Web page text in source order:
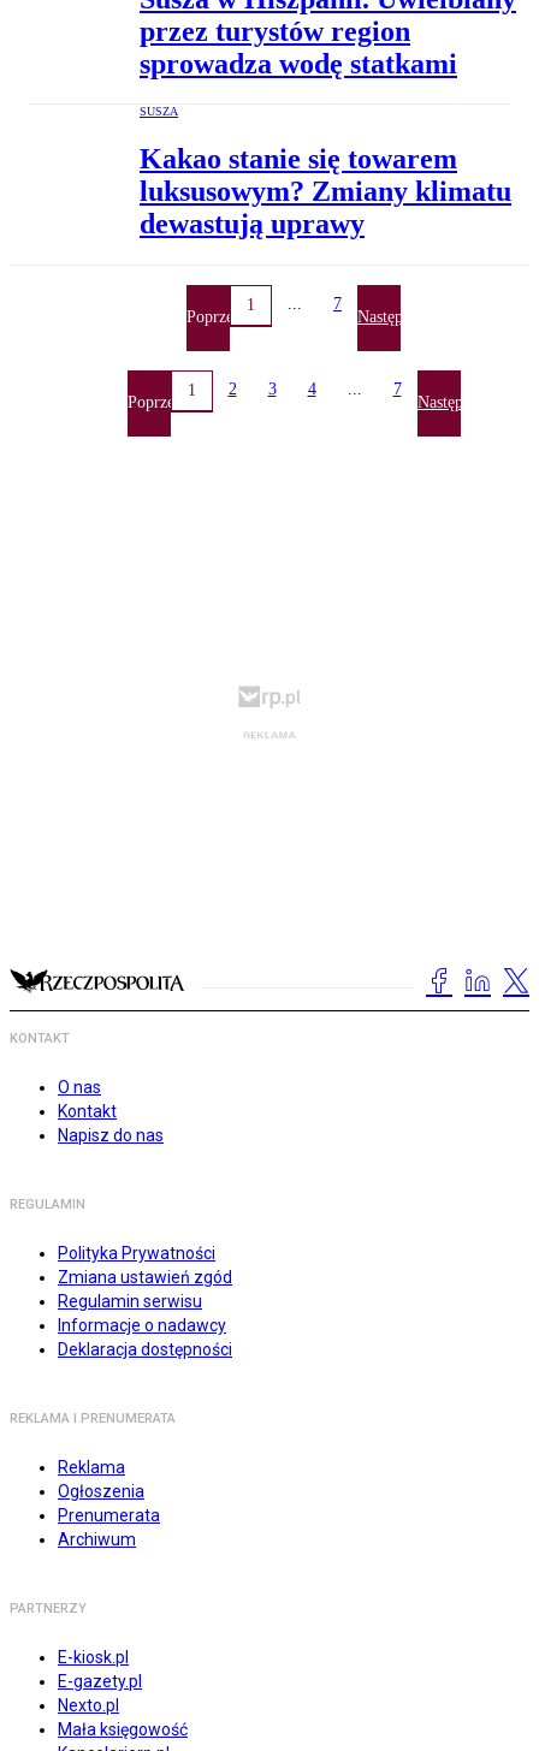
przez turystów region
sprowadza wodę statkami
SUSZA
Kakao stanie się towarem
luksusowym? Zmiany klimatu
dewastują uprawy
Poprzednia
1 7
Następna
Poprzednia
1 2 3 4 7
Następna
KONTAKT
O nas
Kontakt
Napisz do nas
REGULAMIN
Polityka Prywatności
Zmiana ustawień zgód
Regulamin serwisu
Informacje o nadawcy
Deklaracja dostępności
REKLAMA I PRENUMERATA
Reklama
Ogłoszenia
Prenumerata
Archiwum
PARTNERZY
E-kiosk.pl
E-gazety.pl
Nexto.pl
Mała księgowość